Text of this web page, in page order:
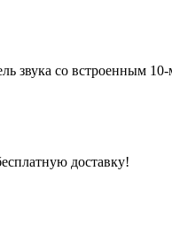
звука со встроенным
доставку!